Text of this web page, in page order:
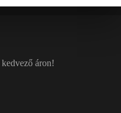
áron!